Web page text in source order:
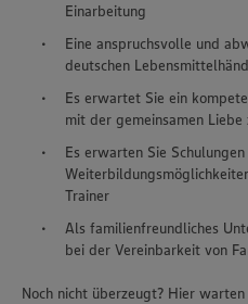
Einarbeitung
Eine anspruchsvolle und
deutschen
Es erwartet Sie ein
mit der gemeinsamen
Es erwarten Sie
Trainer
Als familienfreundliches
bei der Vereinbarkeit von
Noch nicht überzeugt? Hier